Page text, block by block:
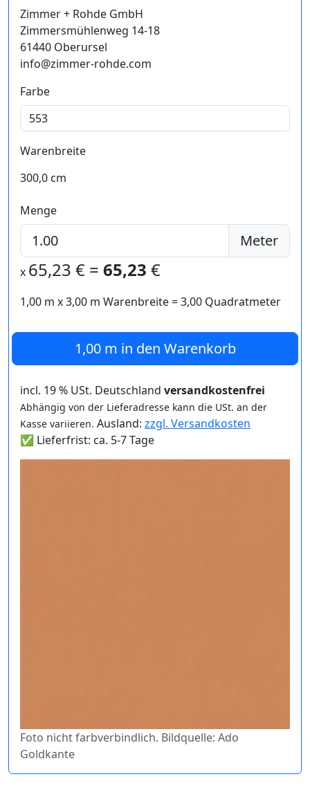
Zimmer + Rohde GmbH
Zimmersmühlenweg 14-18
61440 Oberursel
info@zimmer-rohde.com
Farbe
Warenbreite
300,0 cm
Menge
Meter
x 65,23 € = 65,23 €
1,00 m x3,00 m Warenbreite =3,00 Quadratmeter
1,00 m in den Warenkorb
incl. 19 % USt. Deutschland versandkostenfrei
Abhängig von der Lieferadresse kann die USt. an der
Kasse variieren. Ausland: zzgl. Versandkosten
✅ Lieferfrist: ca. 5-7 Tage
Foto nicht farbverbindlich. Bildquelle: Ado
Goldkante